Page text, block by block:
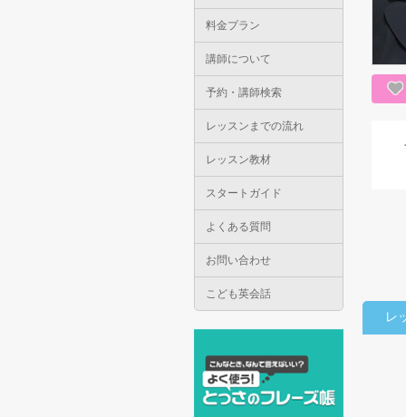
料金プラン
講師について
予約・講師検索
レッスンまでの流れ
レッスン教材
スタートガイド
よくある質問
お問い合わせ
こども英会話
レ